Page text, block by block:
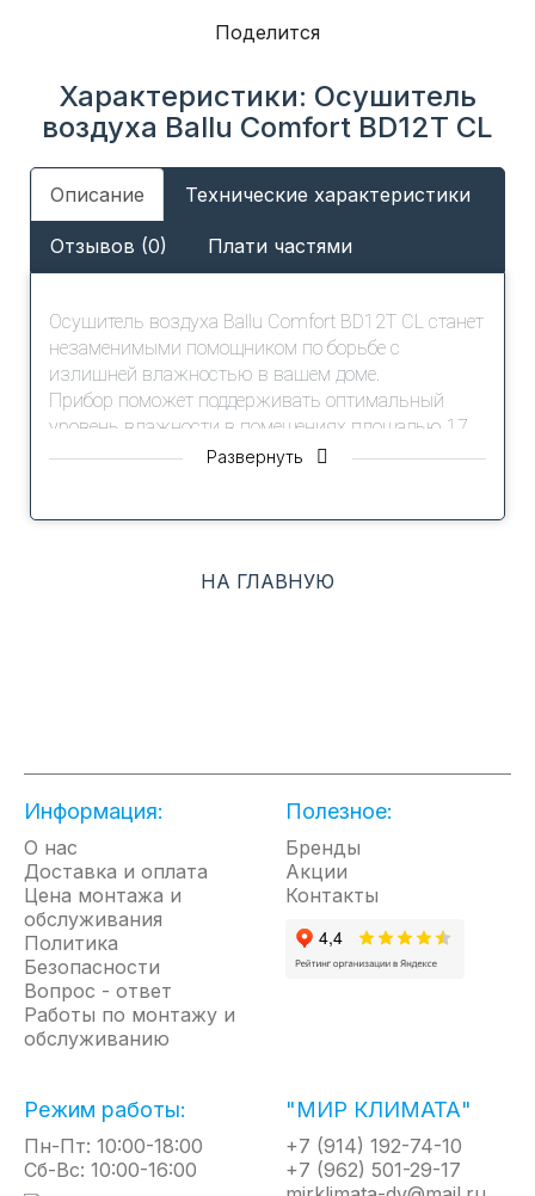
Поделится
Характеристики: Осушитель
воздуха Ballu Comfort BD12T CL
Описание Технические характеристики
Отзывов (0) Плати частями
Осушитель воздуха Ballu Comfort BD12T CL станет
незаменимыми помощником по борьбе с
излишней влажностью в вашем доме.
Прибор поможет поддерживать оптимальный
уровень влажности в помещениях площадью 17
м2, а также позволят быстро ликвидировать
стирки или создать комфортную атмосферу в
Развернуть
НА ГЛАВНУЮ
Информация:
О нас
Доставка и оплата
Цена монтажа и
обслуживания
Политика
Безопасности
Вопрос - ответ
Работы по монтажу и
обслуживанию
Полезное:
Бренды
Акции
Контакты
Режим работы:
Пн-Пт: 10:00-18:00
Сб-Вс: 10:00-16:00
"МИР КЛИМАТА"
+7 (914) 192-74-10
+7 (962) 501-29-17